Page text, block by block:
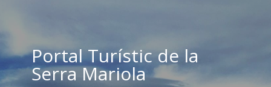
Portal Turístic de la
Serra Mariola